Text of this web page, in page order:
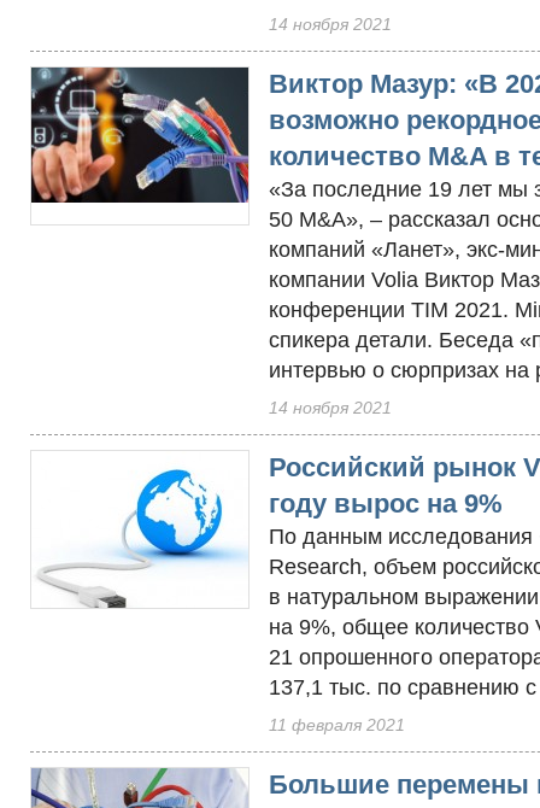
14 ноября 2021
Виктор Мазур: «В
возможно
количество M&A в
«За последние 19 лет мы
50 M&A», – рассказал
компаний «Ланет», экс-
компании Volia Виктор
конференции TIM 2021.
спикера детали. Беседа
интервью о сюрпризах на
14 ноября 2021
Российский рынок
году вырос на 9%
По дан­ным ис­сле­дова­ния
Research, объ­ем
в на­тураль­ном
на 9%, об­щее ко­личес­тво
21 оп­ро­шен­но­го
137,1 тыс. по срав­не­нию
11 февраля 2021
Большие перемены